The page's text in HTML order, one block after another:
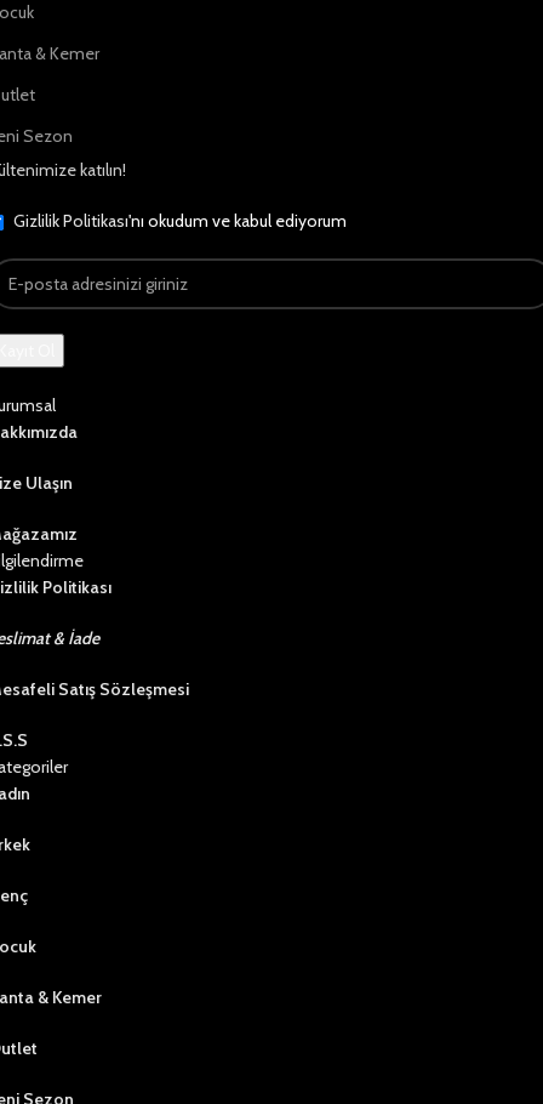
& Kemer
Sezon
katılın!
Gizlilik Politikası'nı okudum ve kabul ediyorum
Ulaşın
Politikası
& İade
Satış Sözleşmesi
& Kemer
Sezon